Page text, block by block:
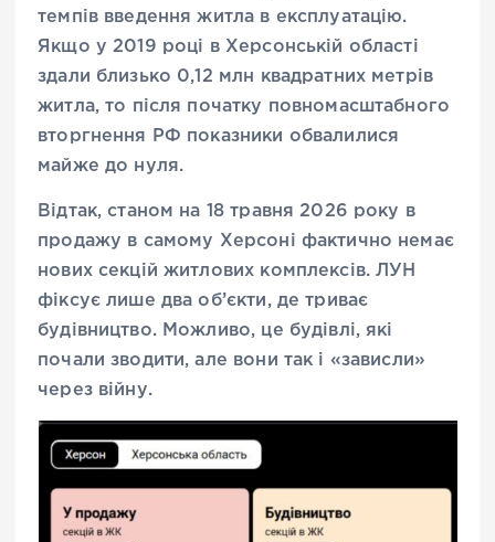
темпів введення житла в експлуатацію.
Якщо у 2019 році в Херсонській області
здали близько 0,12 млн квадратних метрів
житла, то після початку повномасштабного
вторгнення РФ показники обвалилися
майже до нуля.
Відтак, станом на 18 травня 2026 року в
продажу в самому Херсоні фактично немає
нових секцій житлових комплексів. ЛУН
фіксує лише два об’єкти, де триває
будівництво. Можливо, це будівлі, які
почали зводити, але вони так і «зависли»
через війну.